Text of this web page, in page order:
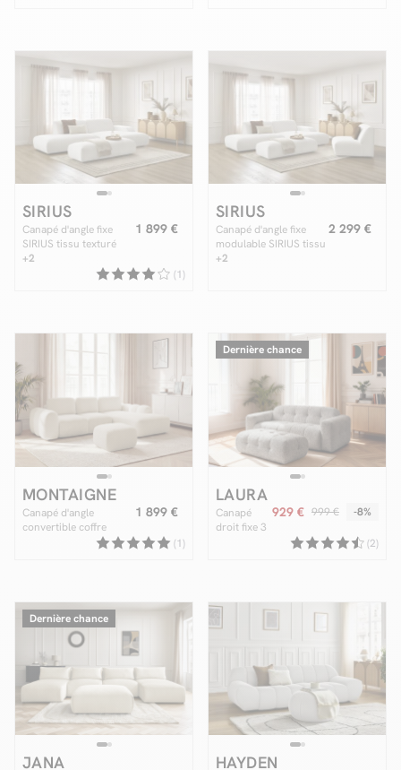
SIRIUS
Canapé d'angle fixe
SIRIUS tissu texturé
avec grand pouf
1 899 €
+2
(1)
SIRIUS
Canapé d'angle fixe
modulable SIRIUS tissu
texturé avec 1
2 299 €
+2
MONTAIGNE
Canapé d'angle
convertible coffre
grande méridienne
1 899 €
(1)
Dernière chance
LAURA
Canapé
droit fixe 3
929 € 999 € -8%
(2)
Dernière chance
JANA HAYDEN